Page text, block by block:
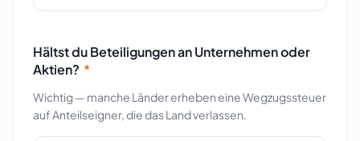
Hältst du Beteiligungen an Unternehmen oder
Aktien? *
Wichtig — manche Länder erheben eine Wegzugssteuer
auf Anteilseigner, die das Land verlassen.